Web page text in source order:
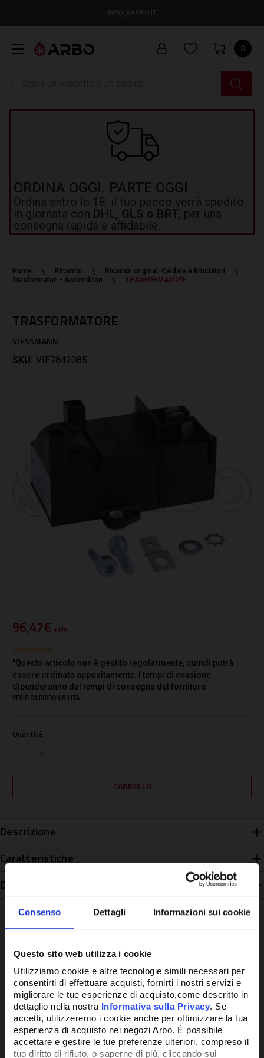
Consenso Dettagli Informazioni sui cookie
Questo sito web utilizza i cookie
Utilizziamo cookie e altre tecnologie simili necessari per
consentirti di effettuare acquisti, fornirti i nostri servizi e
migliorare le tue esperienze di acquisto,come descritto in
dettaglio nella nostra Informativa sulla Privacy. Se
accetti, utilizzeremo i cookie anche per ottimizzare la tua
esperienza di acquisto nei negozi Arbo. É possibile
accettare e gestire le tue preferenze ulteriori, compreso il
tuo diritto di rifiuto, o saperne di più, cliccando sui
INFO@ARBO.IT
0
ORDINA OGGI. PARTE OGGI
Ordina entro le 18: il tuo pacco verrà spedito
in giornata con DHL, GLS o BRT, per una
consegna rapida e affidabile.
Home Ricambi
Ricambi originali Caldaie e Bruciatori
Trasformatori - Accenditori
TRASFORMATORE
TRASFORMATORE
VIESSMANN
SKU: VIE7842085
96,47€ + IVA
SU RICHIESTA
"Questo articolo non è gestito regolarmente, quindi potrà
essere ordinato appositamente. I tempi di evasione
dipenderanno dai tempi di consegna del fornitore.
VERIFICA DISPONIBILITÀ
Quantità
Descrizione
Caratteristiche
Disponibilità
Potrebbe anche interessarti